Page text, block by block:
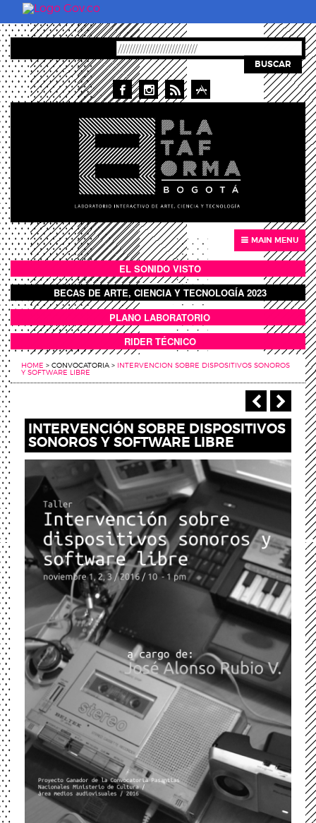
Pasar al contenido principal
BUSCAR
MAIN MENU
BOTÓN SONIDO VISTO
EL SONIDO VISTO
BOTON DOMO LLENO
BECAS DE ARTE, CIENCIA Y TECNOLOGÍA 2023
ANEXOS
PLANO LABORATORIO
RIDER TÉCNICO
HOME > CONVOCATORIA > INTERVENCION SOBRE DISPOSITIVOS SONOROS
Y SOFTWARE LIBRE
‹
INTERVENCIÓN SOBRE DISPOSITIVOS
SONOROS Y SOFTWARE LIBRE